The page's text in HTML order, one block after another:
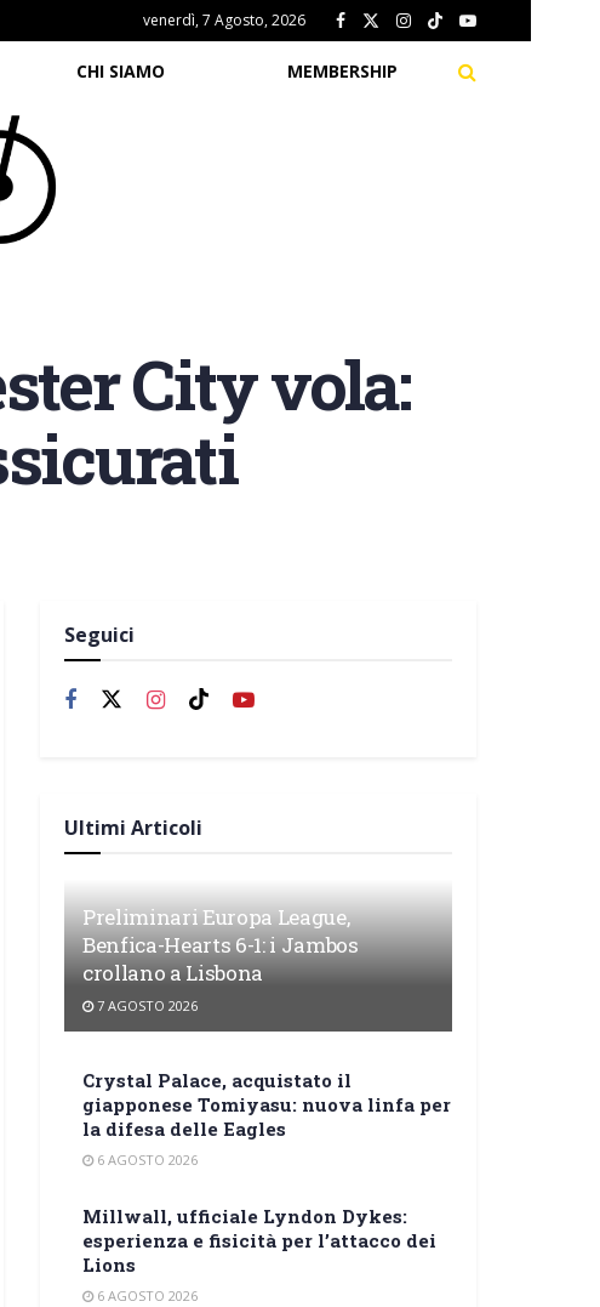
venerdì, 7 Agosto, 2026
CHI SIAMO MEMBERSHIP
City vola:
Seguici
Ultimi Articoli
Preliminari Europa League,
Benfica-Hearts 6-1: i Jambos
crollano a Lisbona
7 AGOSTO 2026
Crystal Palace, acquistato il
giapponese Tomiyasu: nuova linfa per
la difesa delle Eagles
6 AGOSTO 2026
Millwall, ufficiale Lyndon Dykes:
esperienza e fisicità per l’attacco dei
Lions
6 AGOSTO 2026